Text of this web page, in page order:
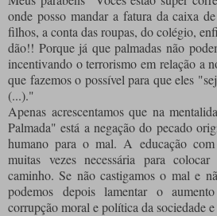
onde posso mandar a fatura da caixa
filhos, a conta das roupas, do colégio,
dão!! Porque já que palmadas não
incentivando o terrorismo em relação a
que fazemos o possível para que eles
(...)."
Apenas acrescentamos que na
Palmada" está a negação do pecado
humano para o mal. A educação com
muitas vezes necessária para
caminho. Se não castigamos o mal e
podemos depois lamentar o
corrupção moral e política da sociedade e